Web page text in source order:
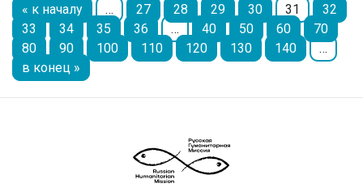
« к началу … 27 28 29 30 31
32
33
34 35 36 … 40 50 60
70
80
90 100 110 120 130 140
…
в конец »